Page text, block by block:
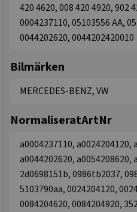
420 4620, 008 420 4920, 902
0004237110, 05103556 AA,
0044202620, 0044202420010
Bilmärken
MERCEDES-BENZ, VW
NormaliseratArtNr
a0004237110, a0024204120,
a0044202620, a0054208620,
2d0698151b, 0986tb2037,
5103790aa, 0024204120,
0084204620, 0084204920,